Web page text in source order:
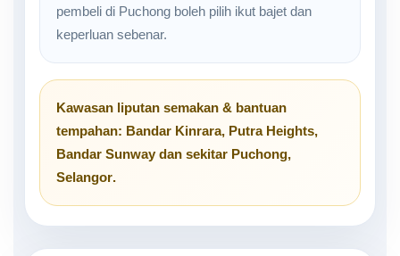
pembeli di Puchong boleh pilih ikut bajet dan
keperluan sebenar.
Kawasan liputan semakan & bantuan
tempahan: Bandar Kinrara, Putra Heights,
Bandar Sunwaydan sekitar Puchong,
Selangor.